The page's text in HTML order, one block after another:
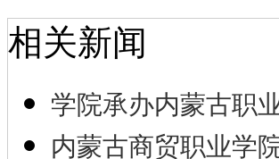
相关新闻
学院承办内蒙古职
内蒙古商贸职业学